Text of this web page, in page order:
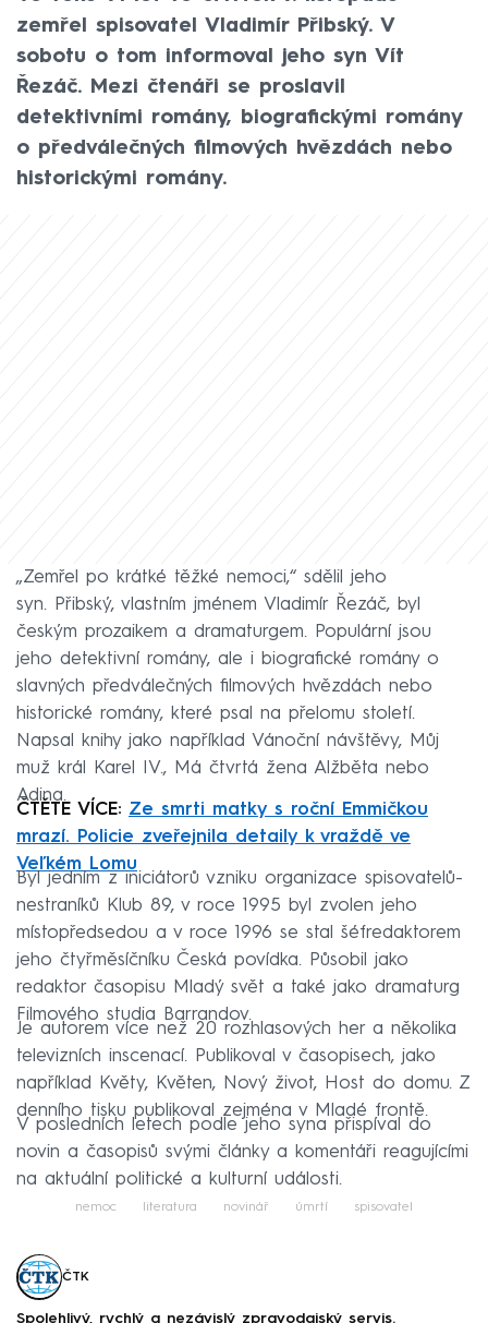
zemřel spisovatel Vladimír Přibský. V
sobotu o tom informoval jeho syn Vít
Řezáč. Mezi čtenáři se proslavil
detektivními romány, biografickými romány
o předválečných filmových hvězdách nebo
historickými romány.
„Zemřel po krátké těžké nemoci,“ sdělil jeho
syn. Přibský, vlastním jménem Vladimír Řezáč, byl
českým prozaikem a dramaturgem. Populární jsou
jeho detektivní romány, ale i biografické romány o
slavných předválečných filmových hvězdách nebo
historické romány, které psal na přelomu století.
Napsal knihy jako například Vánoční návštěvy, Můj
muž král Karel IV., Má čtvrtá žena Alžběta nebo
Adina.
ČTĚTE VÍCE: Ze smrti matky s roční Emmičkou
mrazí. Policie zveřejnila detaily k vraždě ve
Veľkém Lomu
Byl jedním z iniciátorů vzniku organizace spisovatelů-
nestraníků Klub 89, v roce 1995 byl zvolen jeho
místopředsedou a v roce 1996 se stal šéfredaktorem
jeho čtyřměsíčníku Česká povídka. Působil jako
redaktor časopisu Mladý svět a také jako dramaturg
Filmového studia Barrandov.
Je autorem více než 20 rozhlasových her a několika
televizních inscenací. Publikoval v časopisech, jako
například Květy, Květen, Nový život, Host do domu. Z
denního tisku publikoval zejména v Mladé frontě.
V posledních letech podle jeho syna přispíval do
novin a časopisů svými články a komentáři reagujícími
na aktuální politické a kulturní události.
nemoc literatura novinář úmrtí spisovatel
ČTK
Spolehlivý, rychlý a nezávislý zpravodajský servis.